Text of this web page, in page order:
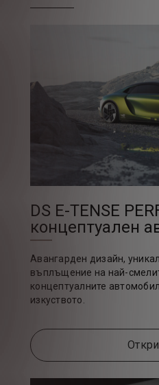
DS E-TENSE
концептуален
Авангарден дизайн,
въплъщение на най-
концептуалните
изкуството.